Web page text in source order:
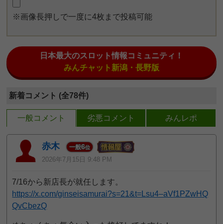
※画像長押しで一度に4枚まで投稿可能
日本最大のスロット情報コミュニティ！
みんチャット新潟・長野版
新着コメント (全78件)
一般コメント 劣悪コメント みんレポ
赤木 一般6位
2026年7月15日 9:48 PM
7/16から新店長が就任します。
https://x.com/ginseisamurai?s=21&t=Lsu4–aVf1PZwHQ
QvCbezQ